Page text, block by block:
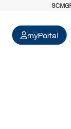
myPortal